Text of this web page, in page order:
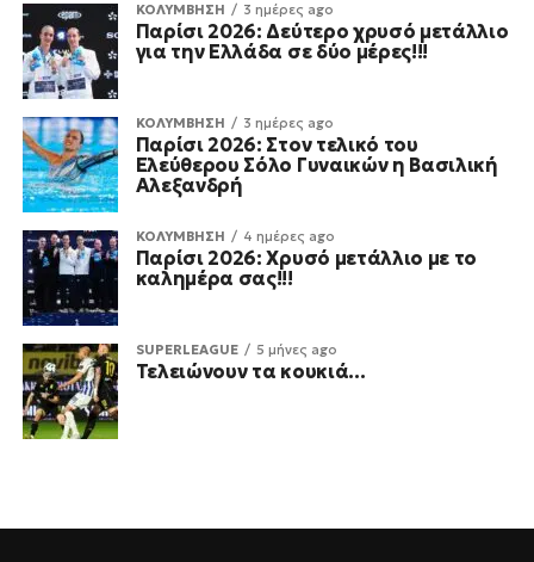
ΚΟΛΥΜΒΗΣΗ 3 ημέρες ago
Παρίσι 2026: Δεύτερο χρυσό μετάλλιο
για την Ελλάδα σε δύο μέρες!!!
ΚΟΛΥΜΒΗΣΗ 3 ημέρες ago
Παρίσι 2026: Στον τελικό του
Ελεύθερου Σόλο Γυναικών η Βασιλική
Αλεξανδρή
ΚΟΛΥΜΒΗΣΗ 4 ημέρες ago
Παρίσι 2026: Χρυσό μετάλλιο με το
καλημέρα σας!!!
SUPERLEAGUE 5 μήνες ago
Τελειώνουν τα κουκιά…